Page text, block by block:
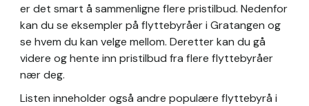
er det smart å sammenligne flere pristilbud. Nedenfor
kan du se eksempler på flyttebyråer i Gratangen og
se hvem du kan velge mellom. Deretter kan du gå
videre og hente inn pristilbud fra flere flyttebyråer
nær deg.
Listen inneholder også andre populære flyttebyrå i